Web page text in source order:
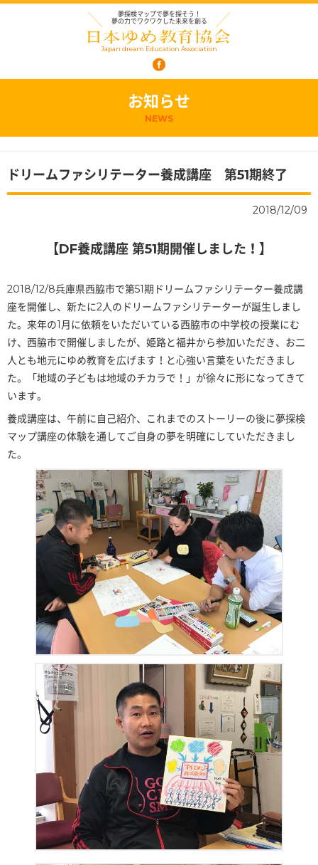
夢探検マップで夢を探そう！
夢の力でワクワクした未来を創る
Japan dream Education Association
お知らせ
NEWS
ドリームファシリテーター養成講座 第51期終了
2018/12/09
【DF養成講座 第51期開催しました！】
2018/12/8兵庫県西脇市で第51期ドリームファシリテーター養成講
座を開催し、新たに2人のドリームファシリテーターが誕生しまし
た。来年の1月に依頼をいただいている西脇市の中学校の授業にむ
け、西脇市で開催しましたが、姫路と福井から参加いただき、お二
人とも地元にゆめ教育を広げます！と心強い言葉をいただきまし
た。「地域の子どもは地域のチカラで！」が徐々に形になってきて
います。
養成講座は、午前に自己紹介、これまでのストーリーの後に夢探検
マップ講座の体験を通してご自身の夢を明確にしていただきまし
た。